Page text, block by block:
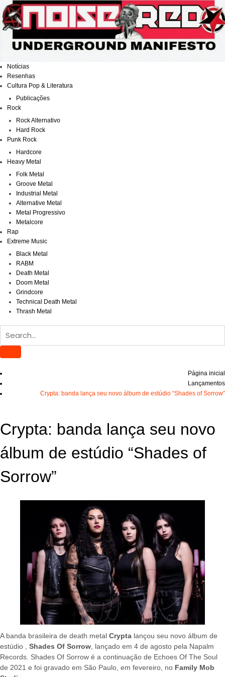
para
o
conteúdo
Notícias
Resenhas
Cultura Pop & Literatura
Publicações
Rock
Rock Alternativo
Hard Rock
Punk Rock
Hardcore
Heavy Metal
Folk Metal
Groove Metal
Industrial Metal
Alternative Metal
Metal Progressivo
Metalcore
Rap
Extreme Music
Black Metal
RABM
Death Metal
Doom Metal
Grindcore
Technical Death Metal
Thrash Metal
Página inicial
Lançamentos
Crypta: banda lança seu novo álbum de estúdio “Shades of Sorrow”
Crypta: banda lança seu novo
álbum de estúdio “Shades of
Sorrow”
A banda brasileira de death metal Crypta lançou seu novo álbum de
estúdio , Shades Of Sorrow , lançado em 4 de agosto pela Napalm
Records. Shades Of Sorrow é a continuação de Echoes Of The Soul
de 2021 e foi gravado em São Paulo, em fevereiro, no Family Mob